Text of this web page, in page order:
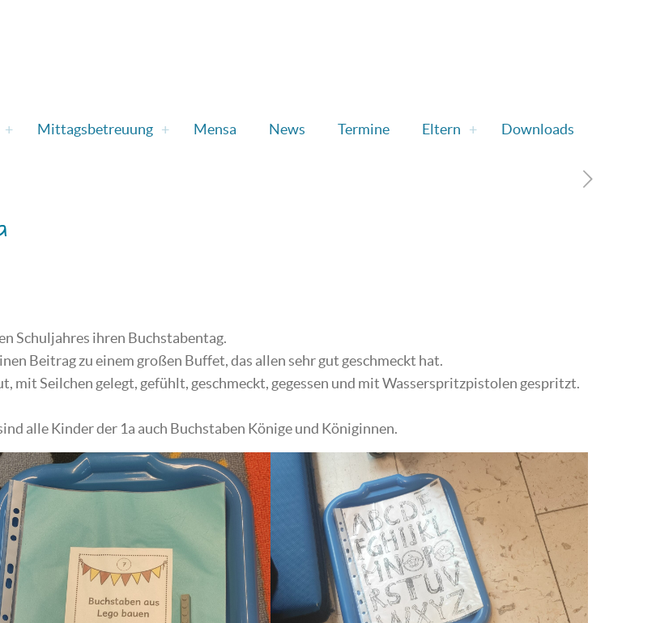
Mittagsbetreuung Mensa News Termine Eltern Downloads
Schuljahres ihren Buchstabentag.
Beitrag zu einem großen Buffet, das allen sehr gut geschmeckt hat.
mit Seilchen gelegt, gefühlt, geschmeckt, gegessen und mit Wasserspritzpistolen gespritzt.
alle Kinder der 1a auch Buchstaben Könige und Königinnen.